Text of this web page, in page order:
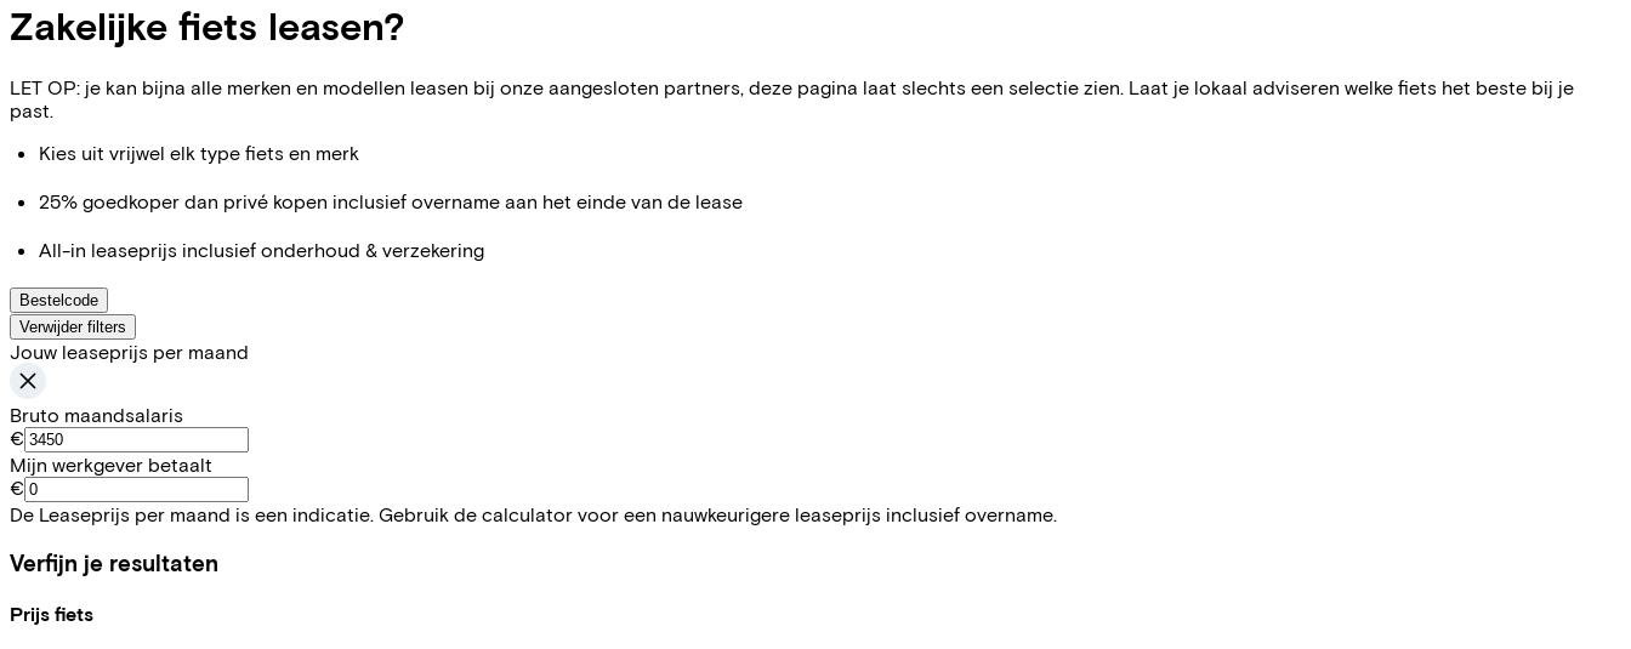
Zakelijke fiets leasen?
LET OP: je kan bijna alle merken en modellen leasen bij onze aangesloten partners, deze pagina laat slechts een selectie zien. Laat je lokaal adviseren welke fiets het beste bij je
past.
Kies uit vrijwel elk type fiets en merk
25% goedkoper dan privé kopen inclusief overname aan het einde van de lease
All-in leaseprijs inclusief onderhoud & verzekering
Bestelcode
Verwijder filters
Jouw leaseprijs per maand
Bruto maandsalaris
€
Mijn werkgever betaalt
€
De Leaseprijs per maand is een indicatie. Gebruik de calculator voor een nauwkeurigere leaseprijs inclusief overname.
Verfijn je resultaten
Prijs fiets